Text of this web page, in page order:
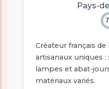
Pays-
Créateur français
artisanaux uniques
lampes et abat-
matériaux variés.